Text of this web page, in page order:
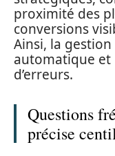
proximité des
conversions
Ainsi, la
automatique
d’erreurs.
Questions
précise